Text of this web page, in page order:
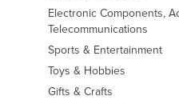
Electronic Components,
Telecommunications
Sports & Entertainment
Toys & Hobbies
Gifts & Crafts